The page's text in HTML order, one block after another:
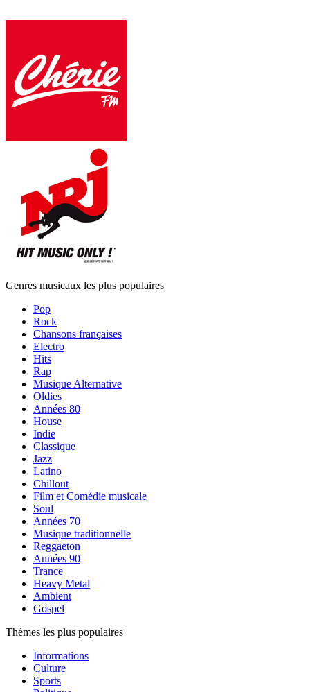
Genres musicaux les plus populaires
Pop
Rock
Chansons françaises
Electro
Hits
Rap
Musique Alternative
Oldies
Années 80
House
Indie
Classique
Jazz
Latino
Chillout
Film et Comédie musicale
Soul
Années 70
Musique traditionnelle
Reggaeton
Années 90
Trance
Heavy Metal
Ambient
Gospel
Thèmes les plus populaires
Informations
Culture
Sports